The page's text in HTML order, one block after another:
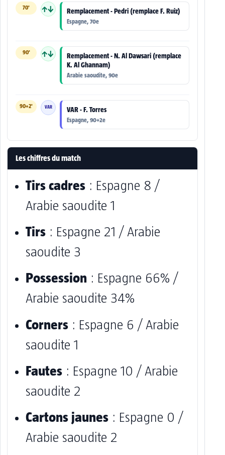
70' ↑↓ Remplacement - Pedri (remplace F. Ruiz)
Espagne, 70e
90' ↑↓
Remplacement - N. Al Dawsari (remplace
K. Al Ghannam)
Arabie saoudite, 90e
90+2' VAR VAR - F. Torres
Espagne, 90+2e
Les chiffres du match
Tirs cadres : Espagne 8 /
Arabie saoudite 1
Tirs : Espagne 21 / Arabie
saoudite 3
Possession : Espagne 66% /
Arabie saoudite 34%
Corners : Espagne 6 / Arabie
saoudite 1
Fautes : Espagne 10 / Arabie
saoudite 2
Cartons jaunes : Espagne 0 /
Arabie saoudite 2